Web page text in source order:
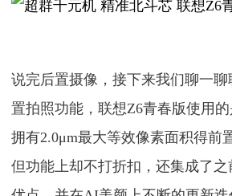
说完后置摄像，接下来我们聊一
置拍照功能，联想Z6青春版使用
拥有2.0μm最大等效像素面积得前
但功能上却不打折扣，还集成了